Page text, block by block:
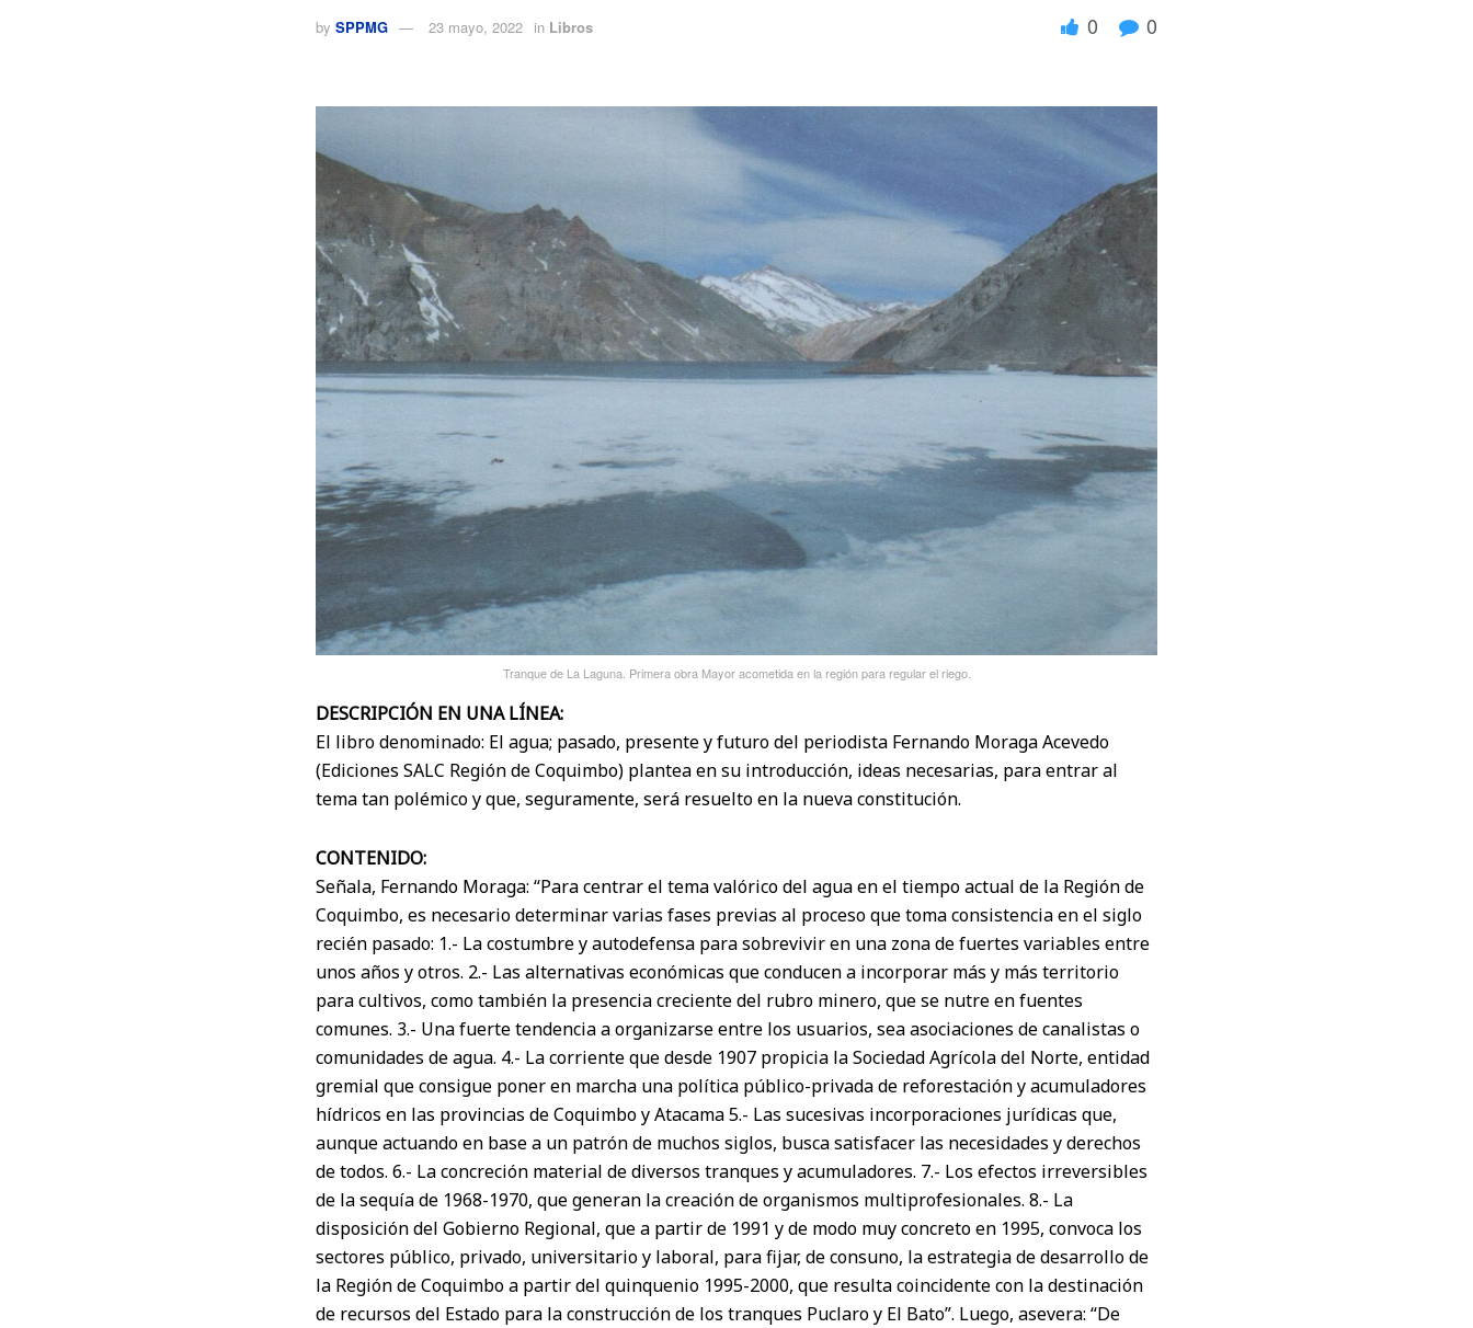
by SPPMG 23 mayo, 2022 in Libros 0 0
Tranque de La Laguna. Primera obra Mayor acometida en la región para regular el riego.
DESCRIPCIÓN EN UNA LÍNEA:
El libro denominado: El agua; pasado, presente y futuro del periodista Fernando Moraga Acevedo
(Ediciones SALC Región de Coquimbo) plantea en su introducción, ideas necesarias, para entrar al
tema tan polémico y que, seguramente, será resuelto en la nueva constitución.
CONTENIDO:
Señala, Fernando Moraga: “Para centrar el tema valórico del agua en el tiempo actual de la Región de
Coquimbo, es necesario determinar varias fases previas al proceso que toma consistencia en el siglo
recién pasado: 1.- La costumbre y autodefensa para sobrevivir en una zona de fuertes variables entre
unos años y otros. 2.- Las alternativas económicas que conducen a incorporar más y más territorio
para cultivos, como también la presencia creciente del rubro minero, que se nutre en fuentes
comunes. 3.- Una fuerte tendencia a organizarse entre los usuarios, sea asociaciones de canalistas o
comunidades de agua. 4.- La corriente que desde 1907 propicia la Sociedad Agrícola del Norte, entidad
gremial que consigue poner en marcha una política público-privada de reforestación y acumuladores
hídricos en las provincias de Coquimbo y Atacama 5.- Las sucesivas incorporaciones jurídicas que,
aunque actuando en base a un patrón de muchos siglos, busca satisfacer las necesidades y derechos
de todos. 6.- La concreción material de diversos tranques y acumuladores. 7.- Los efectos irreversibles
de la sequía de 1968-1970, que generan la creación de organismos multiprofesionales. 8.- La
disposición del Gobierno Regional, que a partir de 1991 y de modo muy concreto en 1995, convoca los
sectores público, privado, universitario y laboral, para fijar, de consuno, la estrategia de desarrollo de
la Región de Coquimbo a partir del quinquenio 1995-2000, que resulta coincidente con la destinación
de recursos del Estado para la construcción de los tranques Puclaro y El Bato”. Luego, asevera: “De